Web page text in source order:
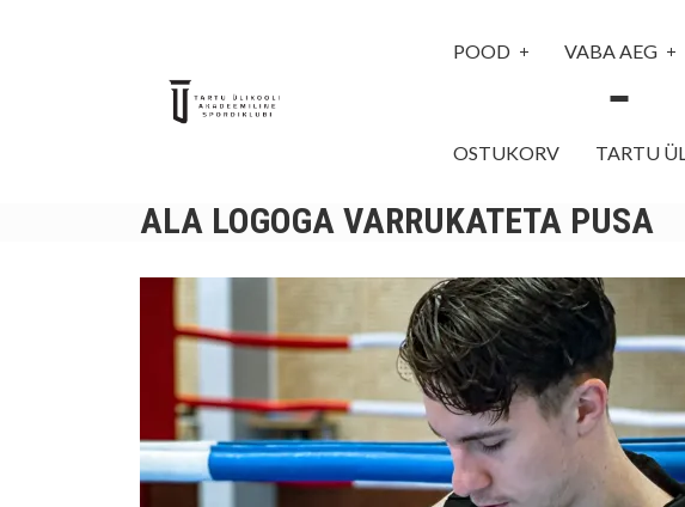
POOD VABA AEG
OSTUKORV TARTU
ALA LOGOGA VARRUKATETA PUSA